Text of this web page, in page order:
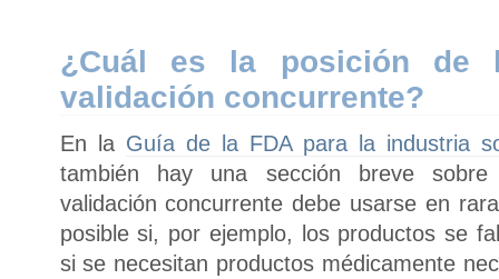
¿Cuál es la posición de
validación concurrente?
En la Guía de la FDA para la industria
también hay una sección breve sobre
validación concurrente debe usarse en
posible si, por ejemplo, los productos se
si se necesitan productos médicamente